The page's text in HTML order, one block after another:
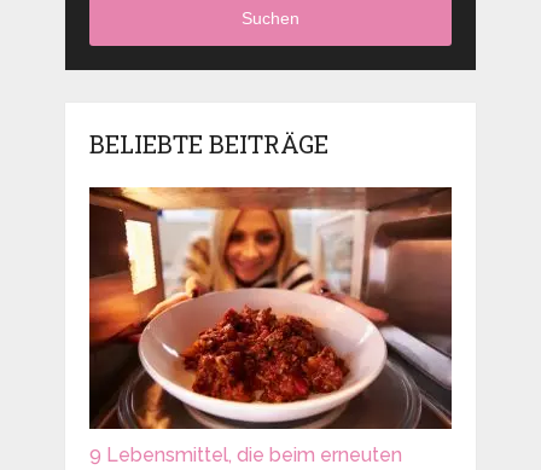
Suchen
BELIEBTE BEITRÄGE
9 Lebensmittel, die beim erneuten